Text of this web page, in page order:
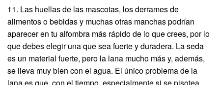
11. Las huellas de las mascotas, los derrames de
alimentos o bebidas y muchas otras manchas podrían
aparecer en tu alfombra más rápido de lo que crees, por lo
que debes elegir una que sea fuerte y duradera. La seda
es un material fuerte, pero la lana mucho más y, además,
se lleva muy bien con el agua. El único problema de la